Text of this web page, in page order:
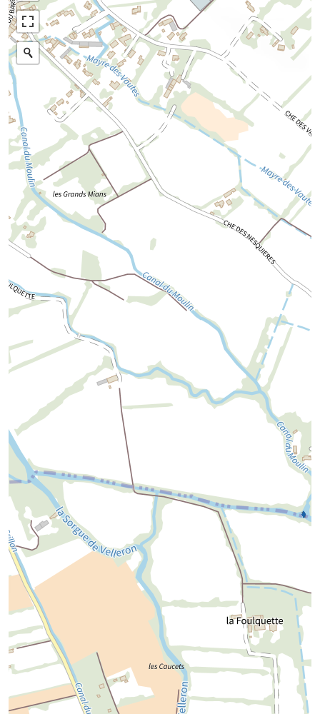
Plan IGN
Photographies aériennes